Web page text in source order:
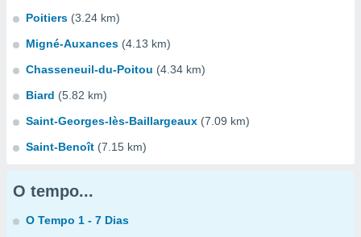
Poitiers (3.24 km)
Migné-Auxances (4.13 km)
Chasseneuil-du-Poitou (4.34 km)
Biard (5.82 km)
Saint-Georges-lès-Baillargeaux (7.09 km)
Saint-Benoît (7.15 km)
O tempo...
O Tempo 1 - 7 Dias